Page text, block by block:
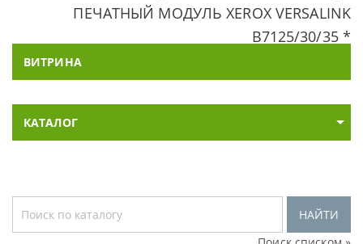
ПЕЧАТНЫЙ МОДУЛЬ XEROX VERSALINK
B7125/30/35 *
ВИТРИНА
КАТАЛОГ
НАЙТИ